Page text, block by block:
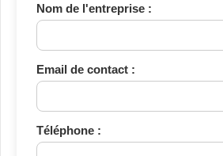
Nom de l'entreprise :
Email de contact :
Téléphone :